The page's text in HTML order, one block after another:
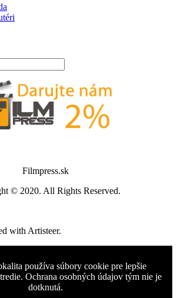
Filmpress.sk
© 2020. All Rights Reserved.
with Artisteer.
používa súbory cookie pre lepšie
Ochrana osobných údajov tým nie je
dotknutá.